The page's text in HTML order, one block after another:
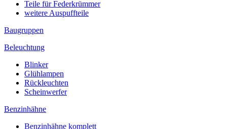
Teile für Federkrümmer
weitere Auspuffteile
Baugruppen
Beleuchtung
Blinker
Glühlampen
Rückleuchten
Scheinwerfer
Benzinhähne
Benzinhähne komplett